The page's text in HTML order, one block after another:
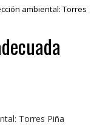
ambiental: Torres
Torres Piña